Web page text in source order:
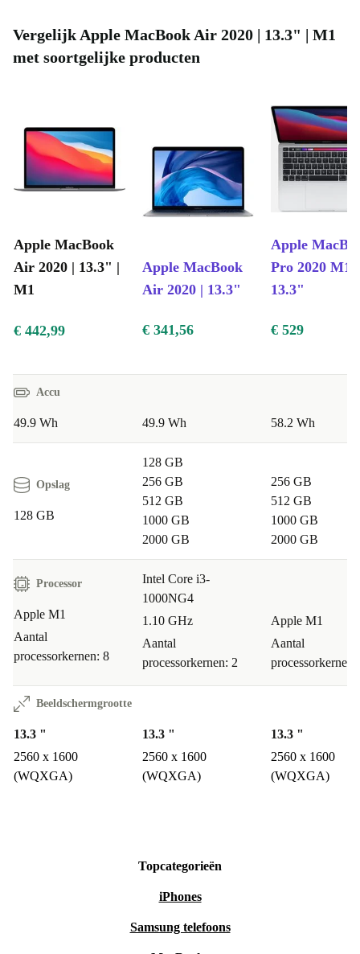
Vergelijk Apple MacBook Air 2020 | 13.3" | M1
met soortgelijke producten
Apple MacBook
Air 2020 | 13.3" |
M1
Apple MacBook
Air 2020 | 13.3"
Apple
Pro 2020 M1 |
13.3"
€ 442,99 € 341,56 € 529
Accu
49.9 Wh 49.9 Wh 58.2 Wh
Opslag
128 GB
128 GB
256 GB
512 GB
1000 GB
2000 GB
256 GB
512 GB
1000 GB
2000 GB
Processor
Apple M1
Aantal
processorkernen: 8
Intel Core i3-
1000NG4
1.10 GHz
Aantal
processorkernen: 2
Apple M1
Aantal
processorkernen:
Beeldschermgrootte
13.3 "
2560 x 1600
(WQXGA)
13.3 "
2560 x 1600
(WQXGA)
13.3 "
2560 x 1600
(WQXGA)
Topcategorieën
iPhones
Samsung telefoons